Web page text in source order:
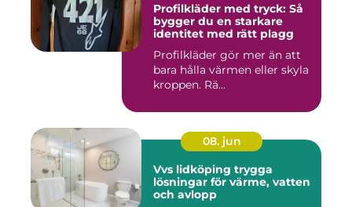
Profilkläder med tryck: Så
bygger du en starkare
identitet med rätt plagg
Profilkläder gör mer än att
bara hålla värmen eller skyla
kroppen. Rä...
08. jun
Vvs lidköping trygga
lösningar för värme, vatten
och avlopp